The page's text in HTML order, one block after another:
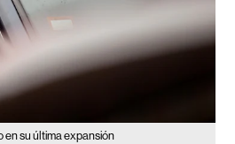
en su última expansión